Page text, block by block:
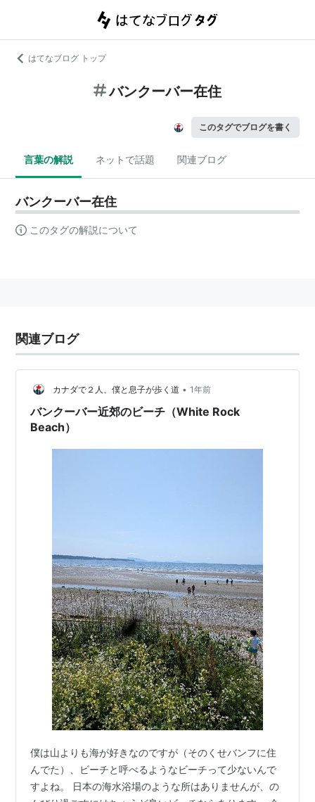
はてなブログ トップ
バンクーバー在住
このタグでブログを書く
言葉の解説 ネットで話題 関連ブログ
バンクーバー在住
このタグの解説について
関連ブログ
カナダで２人、僕と息子が歩く道 • 1年前
バンクーバー近郊のビーチ（White Rock
Beach）
僕は山よりも海が好きなのですが（そのくせバンフに住
んでた）、ビーチと呼べるようなビーチって少ないんで
すよね。 日本の海水浴場のような所はありませんが、の